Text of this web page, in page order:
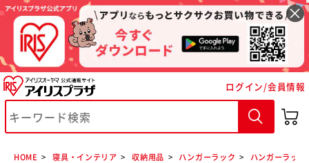
ログイン/会員情報
HOME 寝具・インテリア 収納用品 ハンガーラック ハンガーラッ
※ご確認ください